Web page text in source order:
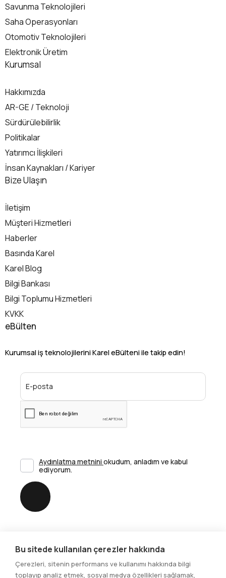
Savunma Teknolojileri
Saha Operasyonları
Otomotiv Teknolojileri
Elektronik Üretim
Kurumsal
Hakkımızda
AR-GE / Teknoloji
Sürdürülebilirlik
Politikalar
Yatırımcı İlişkileri
İnsan Kaynakları / Kariyer
İletişim
Bize Ulaşın
İletişim
Müşteri Hizmetleri
Haberler
Basında Karel
Karel Blog
Bilgi Bankası
Bilgi Toplumu Hizmetleri
KVKK
eBülten
Kurumsal iş teknolojilerini Karel eBülteni ile takip edin!
Aydınlatma metnini okudum, anladım ve kabul
ediyorum.
Gönder
Bu sitede kullanılan çerezler hakkında
Çerezleri, sitenin performans ve kullanımı hakkında bilgi
toplayıp analiz etmek, sosyal medya özellikleri sağlamak,